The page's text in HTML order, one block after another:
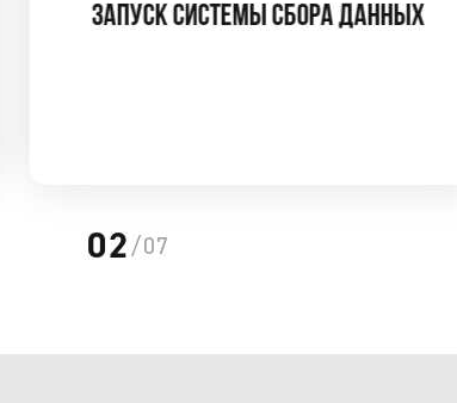
СИСТЕМЫ СБОРА ДАННЫХ
03/07